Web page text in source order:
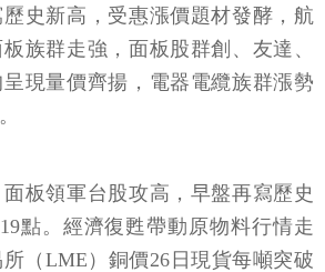
史新高，受惠漲價題材發酵，航
族群走強，面板股群創、友達、
現量價齊揚，電器電纜族群漲勢
板領軍台股攻高，早盤再寫歷史
點。經濟復甦帶動原物料行情走
（LME）銅價26日現貨每噸突破